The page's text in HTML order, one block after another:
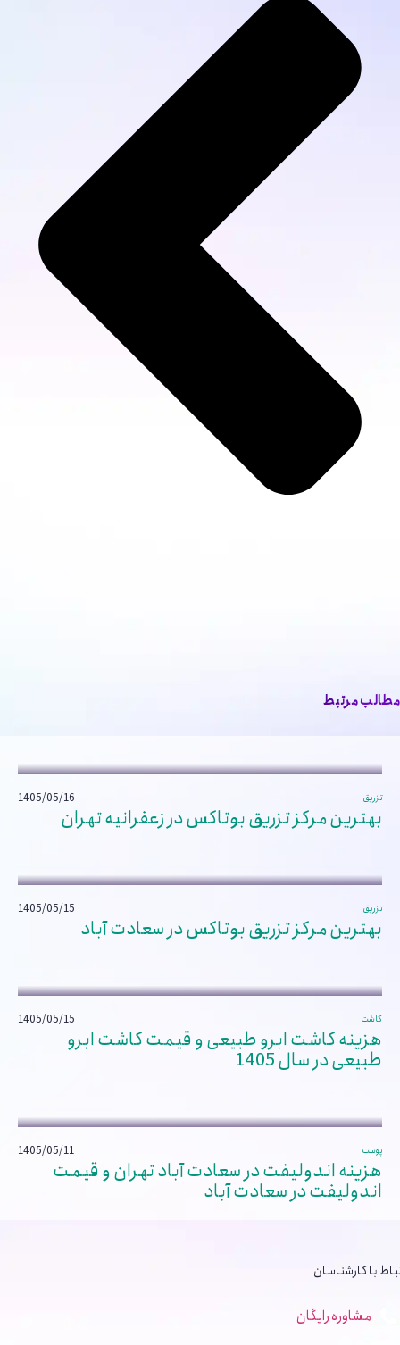
مطالب مرتبط
تزریق 1405/05/16
بهترین مرکز تزریق بوتاکس در زعفرانیه تهران
تزریق 1405/05/15
بهترین مرکز تزریق بوتاکس در سعادت آباد
کاشت 1405/05/15
هزینه کاشت ابرو طبیعی و قیمت کاشت ابرو
طبیعی در سال 1405
پوست 1405/05/11
هزینه اندولیفت در سعادت آباد تهران و قیمت
اندولیفت در سعادت آباد
ارتباط با کارشناسان
مشاوره رایگان